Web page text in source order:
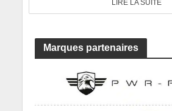
LIRE LA SUITE
Marques partenaires